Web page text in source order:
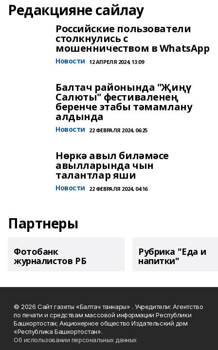
Редакцияне сайлау
Российские пользователи
столкнулись с
мошенничеством в WhatsApp
Новости 12 АПРЕЛЯ 2024, 13:09
Балтач районында "Җиңү
Салюты" фестиваленең
беренче этабы тәмамлану
алдында
Новости 22 ФЕВРАЛЯ 2024, 06:25
Нөркә авыл биләмәсе
авылларында чын
талантлар яши
Новости 22 ФЕВРАЛЯ 2024, 04:16
Партнеры
Фотобанк
журналистов РБ
Рубрика "Еда и
напитки"
© 2026 Сайт газеты «Балтач таннары» . Учредители: Агентство
по печати и средствам массовой информации Республики
Башкортостан; Акционерное общество Издательский дом
«Республика Башкортостан».
Об использовании персональных данных